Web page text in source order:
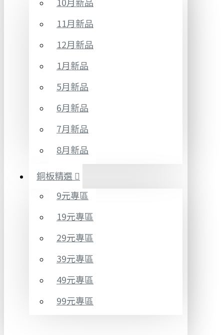
11月新品
12月新品
1月新品
5月新品
6月新品
7月新品
8月新品
銅板精選
9元專區
19元專區
29元專區
39元專區
49元專區
99元專區